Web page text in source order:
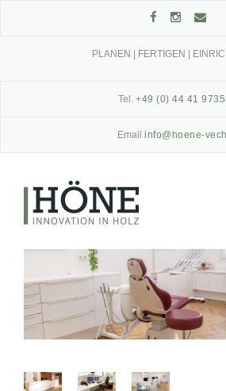
PLANEN | FERTIGEN |
Tel. +49 (0) 44 41
Email info@hoene-